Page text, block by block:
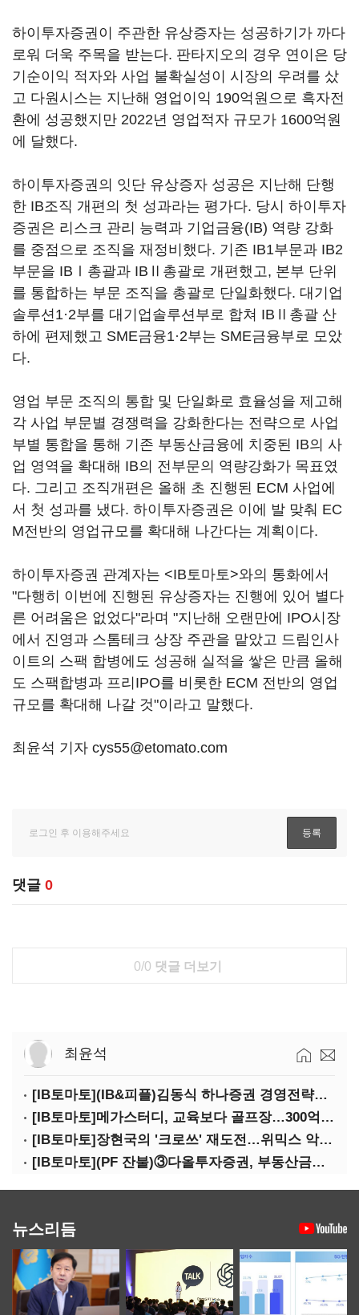
하이투자증권이 주관한 유상증자는 성공하기가 까다
로워 더욱 주목을 받는다. 판타지오의 경우 연이은 당
기순이익 적자와 사업 불확실성이 시장의 우려를 샀
고 다원시스는 지난해 영업이익 190억원으로 흑자전
환에 성공했지만 2022년 영업적자 규모가 1600억원
에 달했다.
하이투자증권의 잇단 유상증자 성공은 지난해 단행
한 IB조직 개편의 첫 성과라는 평가다. 당시 하이투자
증권은 리스크 관리 능력과 기업금융(IB) 역량 강화
를 중점으로 조직을 재정비했다. 기존 IB1부문과 IB2
부문을 IBⅠ총괄과 IBⅡ총괄로 개편했고, 본부 단위
를 통합하는 부문 조직을 총괄로 단일화했다. 대기업
솔루션1·2부를 대기업솔루션부로 합쳐 IBⅡ총괄 산
하에 편제했고 SME금융1·2부는 SME금융부로 모았
다.
영업 부문 조직의 통합 및 단일화로 효율성을 제고해
각 사업 부문별 경쟁력을 강화한다는 전략으로 사업
부별 통합을 통해 기존 부동산금융에 치중된 IB의 사
업 영역을 확대해 IB의 전부문의 역량강화가 목표였
다. 그리고 조직개편은 올해 초 진행된 ECM 사업에
서 첫 성과를 냈다. 하이투자증권은 이에 발 맞춰 EC
M전반의 영업규모를 확대해 나간다는 계획이다.
하이투자증권 관계자는 <IB토마토>와의 통화에서
"다행히 이번에 진행된 유상증자는 진행에 있어 별다
른 어려움은 없었다"라며 "지난해 오랜만에 IPO시장
에서 진영과 스톰테크 상장 주관을 맡았고 드림인사
이트의 스팩 합병에도 성공해 실적을 쌓은 만큼 올해
도 스팩합병과 프리IPO를 비롯한 ECM 전반의 영업
규모를 확대해 나갈 것"이라고 말했다.
최윤석 기자 cys55@etomato.com
댓글 0
0/0 댓글 더보기
최윤석
[IB토마토](IB&피플)김동식 하나증권 경영전략본부장
[IB토마토]메가스터디, 교육보다 골프장…300억 대여 뒤 보증 리스크
[IB토마토]장현국의 '크로쓰' 재도전…위믹스 악몽 지울 수 있나
[IB토마토](PF 잔불)③다올투자증권, 부동산금융 줄였지만 정상화는 진행형
뉴스리듬